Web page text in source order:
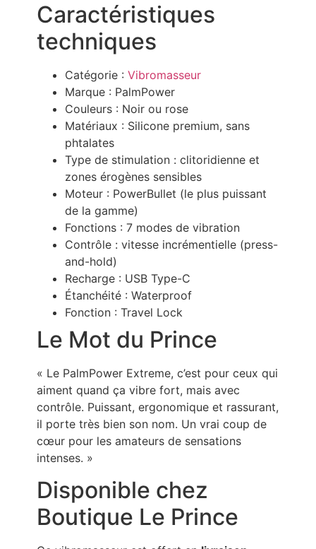
Caractéristiques
techniques
Catégorie : Vibromasseur
Marque : PalmPower
Couleurs : Noir ou rose
Matériaux : Silicone premium, sans
phtalates
Type de stimulation : clitoridienne et
zones érogènes sensibles
Moteur : PowerBullet (le plus puissant
de la gamme)
Fonctions : 7 modes de vibration
Contrôle : vitesse incrémentielle (press-
and-hold)
Recharge : USB Type-C
Étanchéité : Waterproof
Fonction : Travel Lock
Le Mot du Prince
« Le PalmPower Extreme, c’est pour ceux qui
aiment quand ça vibre fort, mais avec
contrôle. Puissant, ergonomique et rassurant,
il porte très bien son nom. Un vrai coup de
cœur pour les amateurs de sensations
intenses. »
Disponible chez
Boutique Le Prince